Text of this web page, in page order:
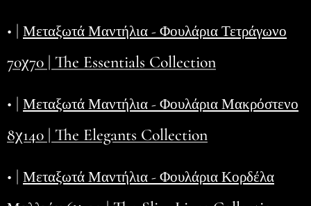
• | Μεταξωτά Μαντήλια - Φουλάρια Τετράγωνο
70χ70 | The Essentials Collection
• | Μεταξωτά Μαντήλια - Φουλάρια Μακρόστενο
8χ140 | The Elegants Collection
• | Μεταξωτά Μαντήλια - Φουλάρια Κορδέλα